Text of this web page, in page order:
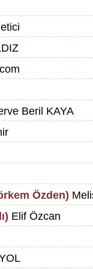
Beril KAYA
Özden)
Elif Özcan